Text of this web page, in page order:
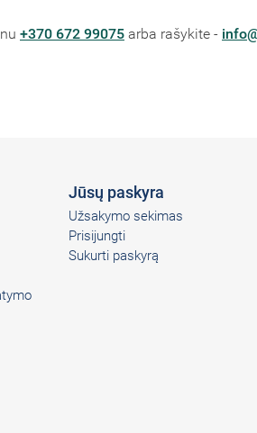
+370 672 99075 arba rašykite -
Jūsų paskyra
Užsakymo sekimas
Prisijungti
Sukurti paskyrą